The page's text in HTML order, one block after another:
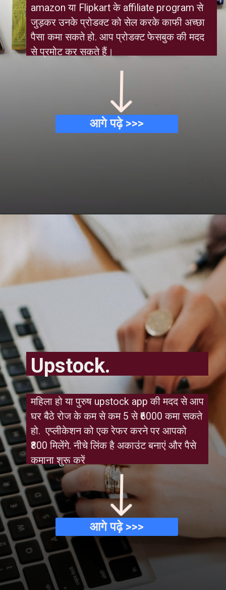
आगे पढ़े >>>
amazon या Flipkart के affiliate program से
जुड़कर उनके प्रोडक्ट को सेल करके काफी अच्छा
पैसा कमा सकते हो. आप प्रोडक्ट फेसबुक की मदद
से प्रमोट कर सकते हैं।
आगे पढ़े >>>
महिला हो या पुरुष upstock app की मदद से आप
घर बैठे रोज के कम से कम 5 से ₹6000 कमा सकते
हो.  एप्लीकेशन को एक रेफर करने पर आपको
₹800 मिलेंगे. नीचे लिंक है अकाउंट बनाएं और पैसे
कमाना शुरू करें
Upstock.